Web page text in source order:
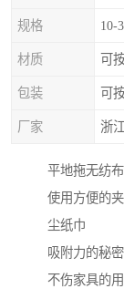
规格 10-
材质 可
包装 可
厂家 浙
平地拖无纺布
使用方便的
尘纸巾
吸附力的秘
不伤家具的